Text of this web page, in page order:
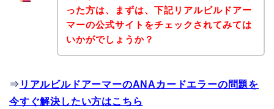
った方は、まずは、下記リアルビルドアー
マーの公式サイトをチェックされてみては
いかがでしょうか？
⇒ リアルビルドアーマーのANAカードエラーの問題を
今すぐ解決したい方はこちら